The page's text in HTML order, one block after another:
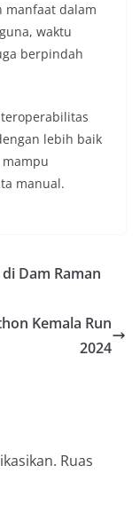
manfaat dalam
waktu
berpindah
lebih baik
manual.
Dam Raman
Kemala Run
2024
Ruas